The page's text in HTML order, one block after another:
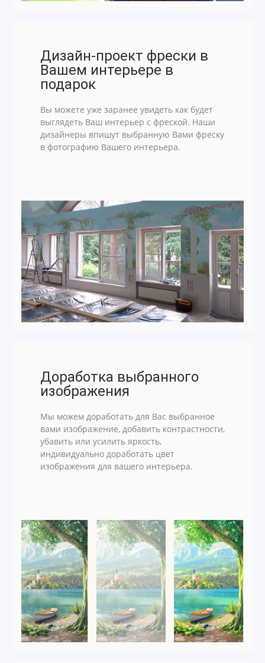
Дизайн-проект фрески в
Вашем интерьере в
подарок
Вы можете уже заранее увидеть как будет
выглядеть Ваш интерьер с фреской. Наши
дизайнеры впишут выбранную Вами фреску
в фотографию Вашего интерьера.
Доработка выбранного
изображения
Мы можем доработать для Вас выбранное
вами изображение, добавить контрастности,
убавить или усилить яркость,
индивидуально доработать цвет
изображения для вашего интерьера.